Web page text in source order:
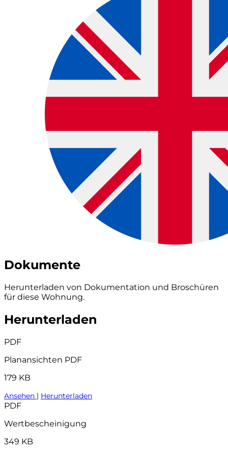
Dokumente
Herunterladen von Dokumentation und Broschüren
für diese Wohnung.
Herunterladen
PDF
Planansichten PDF
179 KB
Ansehen | Herunterladen
PDF
Wertbescheinigung
349 KB